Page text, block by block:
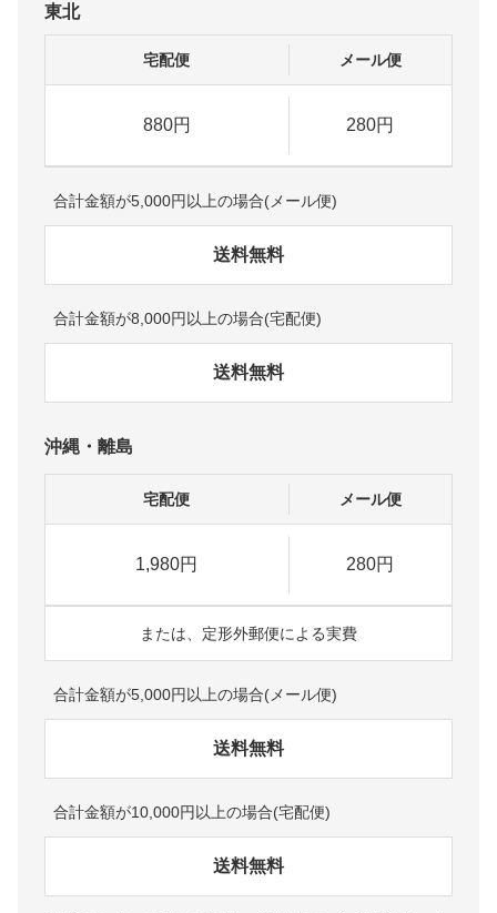
東北
宅配便 メール便
880円 280円
合計金額が5,000円以上の場合(メール便)
送料無料
合計金額が8,000円以上の場合(宅配便)
送料無料
沖縄・離島
宅配便 メール便
1,980円 280円
または、定形外郵便による実費
合計金額が5,000円以上の場合(メール便)
送料無料
合計金額が10,000円以上の場合(宅配便)
送料無料